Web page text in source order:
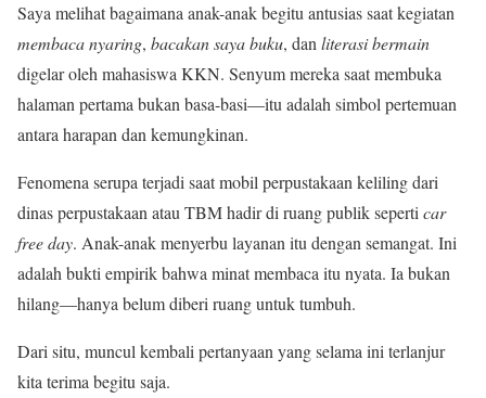
Saya melihat bagaimana anak-anak begitu antusias saat kegiatan
membaca nyaring, bacakan saya buku, dan literasi bermain
digelar oleh mahasiswa KKN. Senyum mereka saat membuka
halaman pertama bukan basa-basi—itu adalah simbol pertemuan
antara harapan dan kemungkinan.
Fenomena serupa terjadi saat mobil perpustakaan keliling dari
dinas perpustakaan atau TBM hadir di ruang publik seperti car
free day. Anak-anak menyerbu layanan itu dengan semangat. Ini
adalah bukti empirik bahwa minat membaca itu nyata. Ia bukan
hilang—hanya belum diberi ruang untuk tumbuh.
Dari situ, muncul kembali pertanyaan yang selama ini terlanjur
kita terima begitu saja.